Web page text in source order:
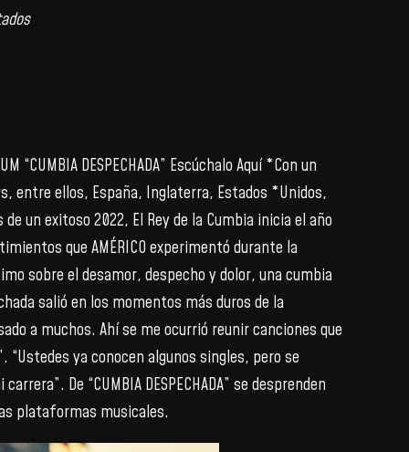
“CUMBIA DESPECHADA” Escúchalo Aquí *Con un
entre ellos, España, Inglaterra, Estados *Unidos,
un exitoso 2022, El Rey de la Cumbia inicia el año
que AMÉRICO experimentó durante la
sobre el desamor, despecho y dolor, una cumbia
salió en los momentos más duros de la
a muchos. Ahí se me ocurrió reunir canciones que
ya conocen algunos singles, pero se
De “CUMBIA DESPECHADA” se desprenden
plataformas musicales.